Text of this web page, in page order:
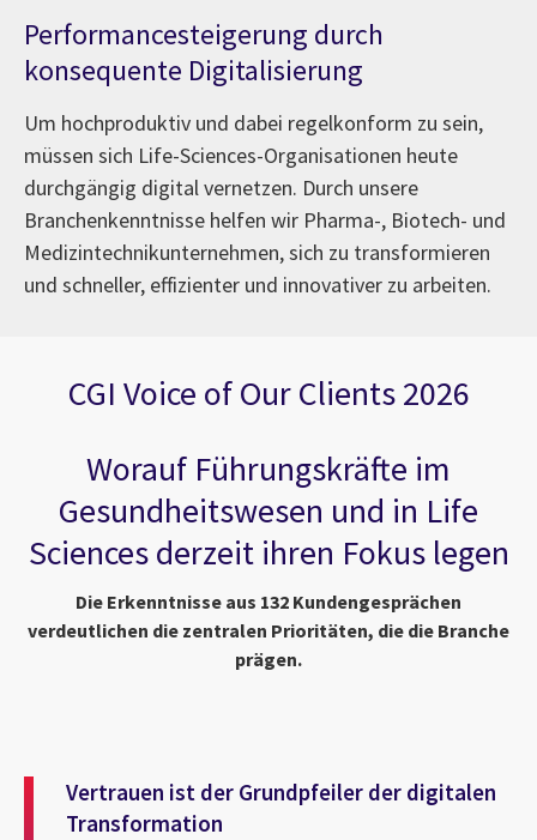
Performancesteigerung durch
konsequente Digitalisierung
Um hochproduktiv und dabei regelkonform zu sein,
müssen sich Life-Sciences-Organisationen heute
durchgängig digital vernetzen. Durch unsere
Branchenkenntnisse helfen wir Pharma-, Biotech- und
Medizintechnikunternehmen, sich zu transformieren
und schneller, effizienter und innovativer zu arbeiten.
CGI Voice of Our Clients 2026
Worauf Führungskräfte im
Gesundheitswesen und in Life
Sciences derzeit ihren Fokus legen
Die Erkenntnisse aus 132 Kundengesprächen
verdeutlichen die zentralen Prioritäten, die die Branche
prägen.
Vertrauen ist der Grundpfeiler der digitalen
Transformation